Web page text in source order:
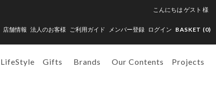
こんにちは ゲスト 様
店舗情報 法人のお客様 ご利用ガイド メンバー登録 ログイン BASKET (0)
LifeStyle Gifts Brands Our Contents Projects